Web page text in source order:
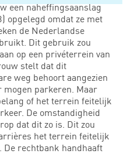
een naheffingsaanslag
opgelegd omdat ze met
de Nederlandse
Dit gebruik zou
op een privéterrein van
stelt dat dit
weg behoort aangezien
parkeren. Maar
of het terrein feitelijk
De omstandigheid
dat dit zo is. Dit zou
het terrein feitelijk
De rechtbank handhaaft